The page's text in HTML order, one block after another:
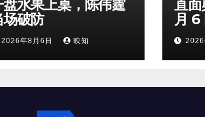
盘水果上桌，陈伟霆
场破防
2026年8月6日 映知
直面
月 6
剧加
矛盾
2026